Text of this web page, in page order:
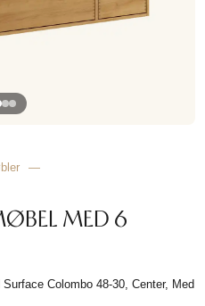
—
MED 6
Colombo 48-30, Center, Med